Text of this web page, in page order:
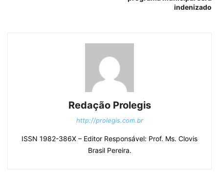
indenizado
Redação Prolegis
http://prolegis.com.br
ISSN 1982-386X – Editor Responsável: Prof. Ms. Clovis
Brasil Pereira.